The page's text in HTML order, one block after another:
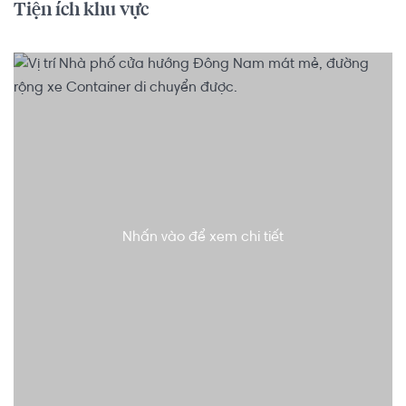
Tiện ích khu vực
Nhấn vào để xem chi tiết